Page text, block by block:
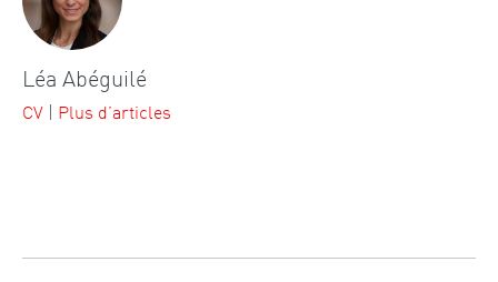
Léa Abéguilé
CV | Plus d’articles